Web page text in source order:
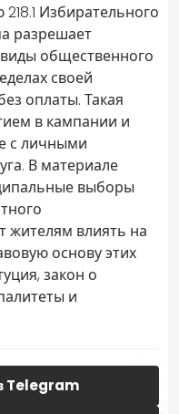
Избирательного
разрешает
общественного
своей
оплаты. Такая
в кампании и
с личными
В материале
выборы
жителям влиять на
основу этих
закон о
и
Telegram